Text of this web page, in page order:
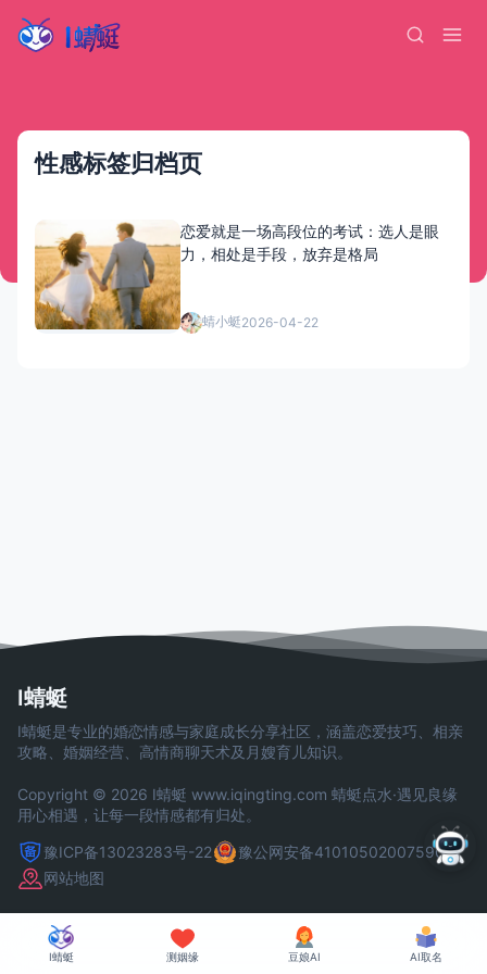
性感标签归档页
恋爱就是一场高段位的考试：选人是眼
力，相处是手段，放弃是格局
蜻小蜓2026-04-22
I蜻蜓
I蜻蜓是专业的婚恋情感与家庭成长分享社区，涵盖恋爱技巧、相亲
攻略、婚姻经营、高情商聊天术及月嫂育儿知识。
Copyright © 2026 I蜻蜓 www.iqingting.com 蜻蜓点水·遇见良缘
用心相遇，让每一段情感都有归处。
豫ICP备13023283号-22
豫公网安备41010502007590号
网站地图
I蜻蜓 测姻缘 豆娘AI AI取名